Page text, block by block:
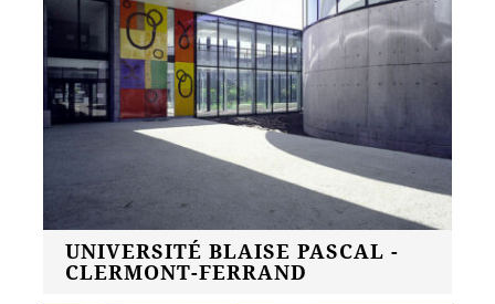
UNIVERSITÉ BLAISE PASCAL -
CLERMONT-FERRAND